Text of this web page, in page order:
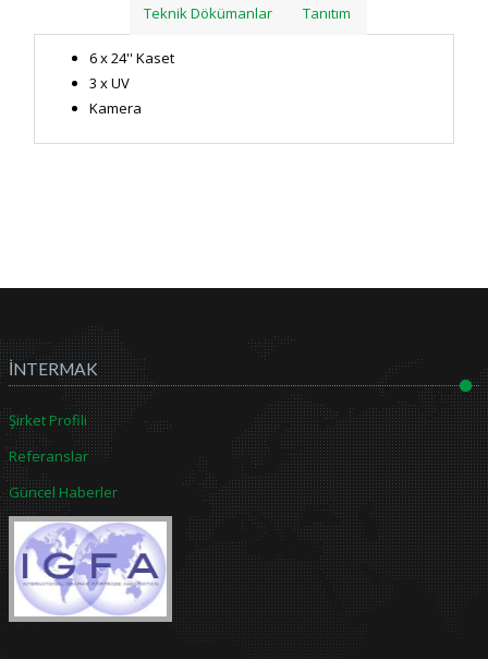
Teknik Dökümanlar Tanıtım
6 x 24'' Kaset
3 x UV
Kamera
İNTERMAK
Şirket Profili
Referanslar
Güncel Haberler